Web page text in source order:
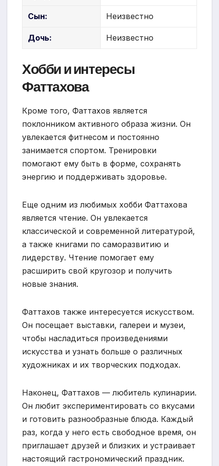
Сын: Неизвестно
Дочь: Неизвестно
Хобби и интересы
Фаттахова
Кроме того, Фаттахов является
поклонником активного образа жизни. Он
увлекается фитнесом и постоянно
занимается спортом. Тренировки
помогают ему быть в форме, сохранять
энергию и поддерживать здоровье.
Еще одним из любимых хобби Фаттахова
является чтение. Он увлекается
классической и современной литературой,
а также книгами по саморазвитию и
лидерству. Чтение помогает ему
расширить свой кругозор и получить
новые знания.
Фаттахов также интересуется искусством.
Он посещает выставки, галереи и музеи,
чтобы насладиться произведениями
искусства и узнать больше о различных
художниках и их творческих подходах.
Наконец, Фаттахов — любитель кулинарии.
Он любит экспериментировать со вкусами
и готовить разнообразные блюда. Каждый
раз, когда у него есть свободное время, он
приглашает друзей и близких и устраивает
настоящий гастрономический праздник.